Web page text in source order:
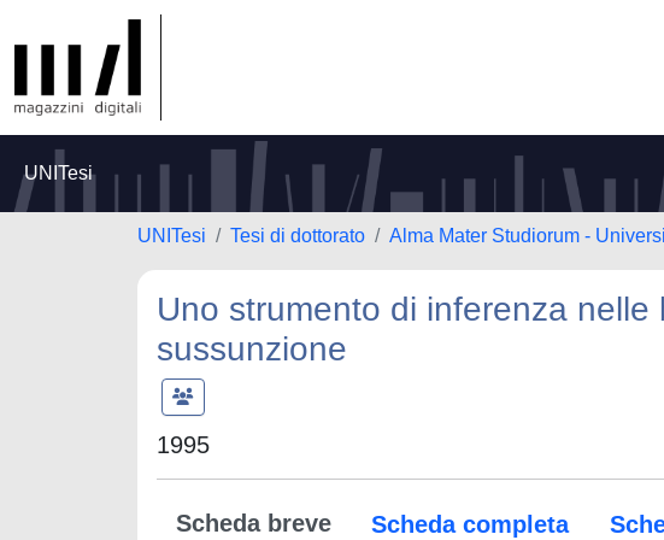
UNITesi
UNITesi Tesi di dottorato Alma Mater Studiorum -
Uno strumento di inferenza
sussunzione
1995
Scheda breve Scheda completa